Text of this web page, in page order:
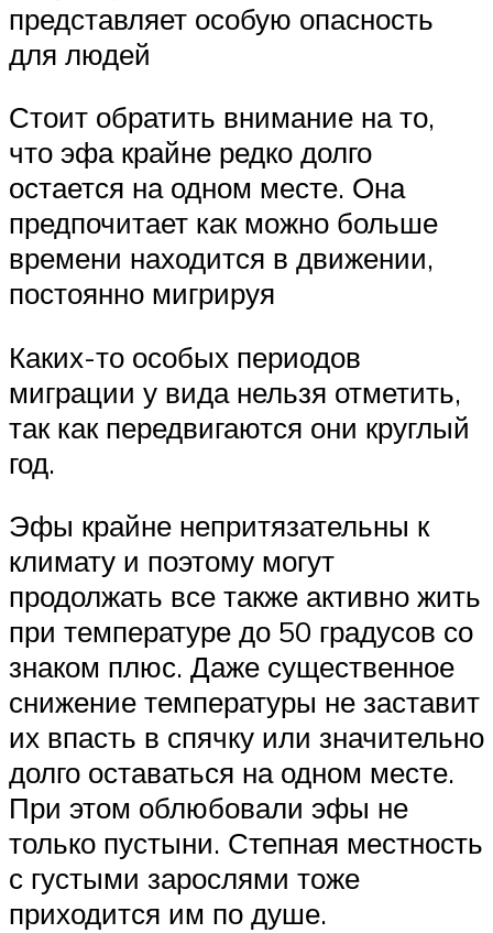
представляет особую опасность
для людей
Стоит обратить внимание на то,
что эфа крайне редко долго
остается на одном месте. Она
предпочитает как можно больше
времени находится в движении,
постоянно мигрируя
Каких-то особых периодов
миграции у вида нельзя отметить,
так как передвигаются они круглый
год.
Эфы крайне непритязательны к
климату и поэтому могут
продолжать все также активно жить
при температуре до 50 градусов со
знаком плюс. Даже существенное
снижение температуры не заставит
их впасть в спячку или значительно
долго оставаться на одном месте.
При этом облюбовали эфы не
только пустыни. Степная местность
с густыми зарослями тоже
приходится им по душе.